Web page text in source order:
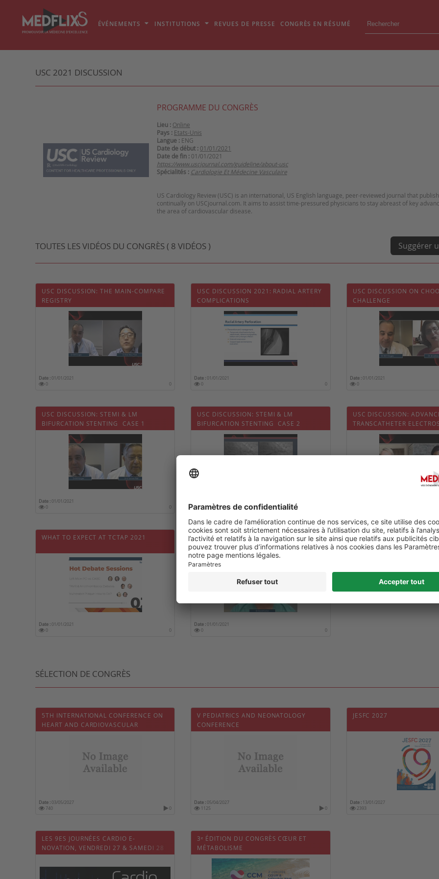
ÉVÉNEMENTS INSTITUTIONS REVUES DE PRESSE CONGRÈS EN RÉSUMÉ
USC 2021 DISCUSSION
PROGRAMME DU CONGRÈS
Lieu : Online
Pays : Etats-Unis
Langue : ENG
Date de début : 01/01/2021
Date de fin : 01/01/2021
https://www.uscjournal.com/guideline/about-usc
Spécialités : Cardiologie Et Médecine Vasculaire
US Cardiology Review (USC) is an international, US English language, peer-reviewed journal that
continually on USCjournal.com. It aims to assist time-pressured physicians to stay abreast of key
TOUTES LES VIDÉOS DU CONGRÈS ( 8 VIDÉOS ) Suggérer
USC DISCUSSION: THE MAIN-COMPARE
REGISTRY
Date :01/01/2021
0
0
USC DISCUSSION 2021: RADIAL ARTERY
COMPLICATIONS
Date :01/01/2021
0
0
USC DISCUSSION ON
CHALLENGE
Date :01/01/2021
0
USC DISCUSSION: STEMI & LM
BIFURCATION STENTING  CASE 1
Date :01/01/2021
0
0
USC DISCUSSION: STEMI & LM
BIFURCATION STENTING  CASE 2
0
USC DISCUSSION:
TRANSCATHETER
FOR TREATING VALVULAR
DISEASE
WHAT TO EXPECT AT TCTAP 2021
Date :01/01/2021
0
0
USC 2021 DISCUSSION: HOW
GUIDELINES ARE CONSTRUCTED &
ELABORATED
Date :01/01/2021
0
0
SÉLECTION DE CONGRÈS
5TH INTERNATIONAL CONFERENCE ON
HEART AND CARDIOVASCULAR
DISEASES
Date :03/05/2027
740
0
V PEDIATRICS AND NEONATOLOGY
CONFERENCE
Date :05/04/2027
1125
0
JESFC 2027
Date :13/01/2027
2393
LES 9ES JOURNÉES CARDIO E-
NOVATION, VENDREDI 27 & SAMEDI 28
NOVEMBRE 2026
3ᵉ ÉDITION DU CONGRÈS CŒUR ET
MÉTABOLISME